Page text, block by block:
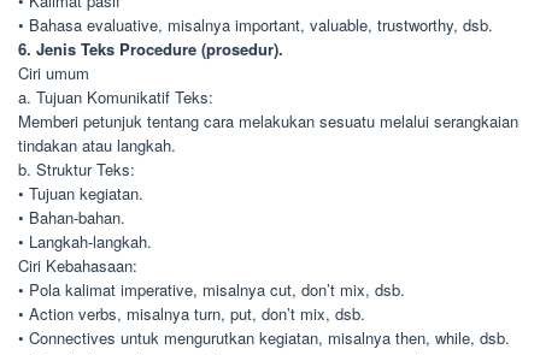
• Bahasa evaluative, misalnya important, valuable, trustworthy, dsb.
6. Jenis Teks Procedure (prosedur).
Ciri umum
a. Tujuan Komunikatif Teks:
Memberi petunjuk tentang cara melakukan sesuatu melalui serangkaian
tindakan atau langkah.
b. Struktur Teks:
• Tujuan kegiatan.
• Bahan-bahan.
• Langkah-langkah.
Ciri Kebahasaan:
• Pola kalimat imperative, misalnya cut, don’t mix, dsb.
• Action verbs, misalnya turn, put, don’t mix, dsb.
• Connectives untuk mengurutkan kegiatan, misalnya then, while, dsb.